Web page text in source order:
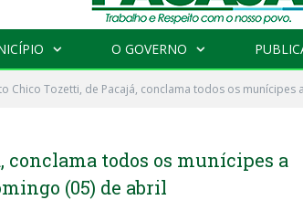
O GOVERNO
Chico Tozetti, de Pacajá, conclama todos os
conclama todos os munícipes a
(05) de abril